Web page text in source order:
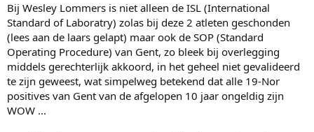
Bij Wesley Lommers is niet alleen de ISL (International
Standard of Laboratry) zolas bij deze 2 atleten geschonden
(lees aan de laars gelapt) maar ook de SOP (Standard
Operating Procedure) van Gent, zo bleek bij overlegging
middels gerechterlijk akkoord, in het geheel niet gevalideerd
te zijn geweest, wat simpelweg betekend dat alle 19-Nor
positives van Gent van de afgelopen 10 jaar ongeldig zijn
WOW ...